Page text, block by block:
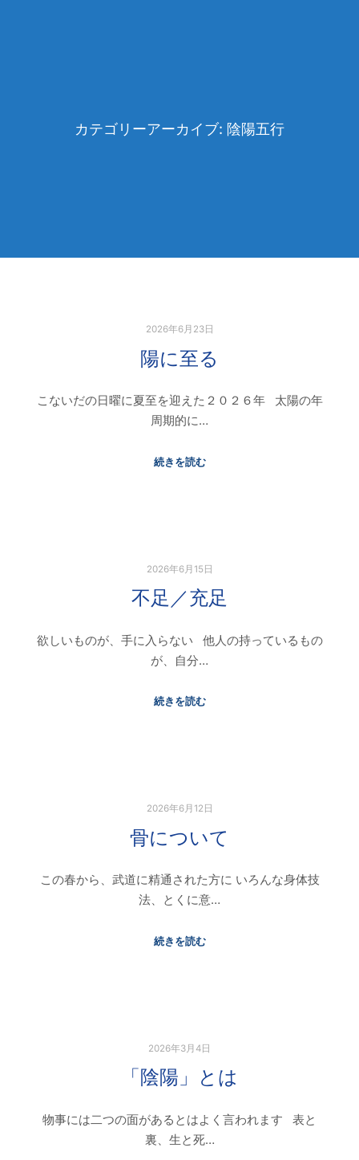
カテゴリーアーカイブ: 陰陽五行
2026年6月23日
陽に至る
こないだの日曜に夏至を迎えた２０２６年 太陽の年
周期的に…
続きを読む
2026年6月15日
不足／充足
欲しいものが、手に入らない 他人の持っているもの
が、自分…
続きを読む
2026年6月12日
骨について
この春から、武道に精通された方に いろんな身体技
法、とくに意…
続きを読む
2026年3月4日
「陰陽」とは
物事には二つの面があるとはよく言われます 表と
裏、生と死…